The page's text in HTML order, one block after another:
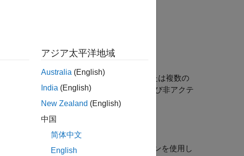
用して、単一のモデル コンポーネントまたは複数の
スを作成します。モデルのアクティブおよび非アクテ
にコピーされます。
名前と値の引数で指定された追加オプションを使用し
アジア太平洋地域
Australia (English)
India (English)
New Zealand (English)
中国
简体中文
English